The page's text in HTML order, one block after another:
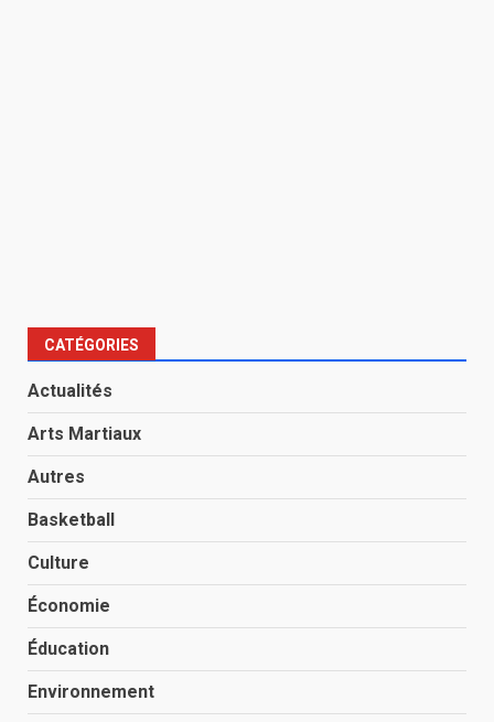
CATÉGORIES
Actualités
Arts Martiaux
Autres
Basketball
Culture
Économie
Éducation
Environnement